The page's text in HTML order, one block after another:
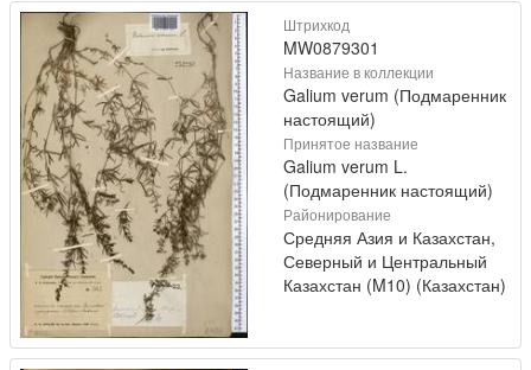
Штрихкод
MW0879301
Название в коллекции
Galium verum (Подмаренник
настоящий)
Принятое название
Galium verum L.
(Подмаренник настоящий)
Районирование
Средняя Азия и Казахстан,
Северный и Центральный
Казахстан (M10) (Казахстан)